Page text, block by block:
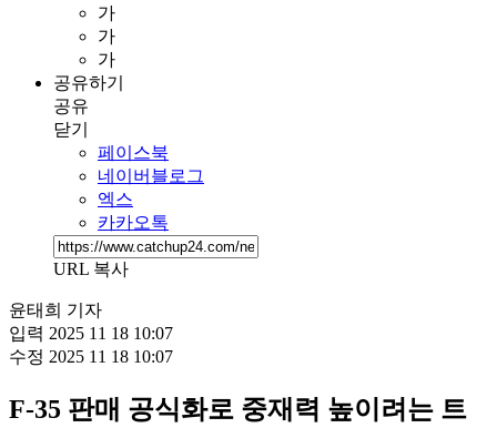
가
가
가
공유하기
공유
닫기
페이스북
네이버블로그
엑스
카카오톡
URL 복사
윤태희 기자
입력 2025 11 18 10:07
수정 2025 11 18 10:07
F-35 판매 공식화로 중재력 높이려는 트